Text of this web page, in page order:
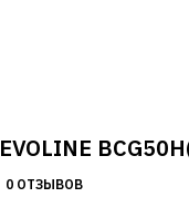
0 ОТЗЫВОВ